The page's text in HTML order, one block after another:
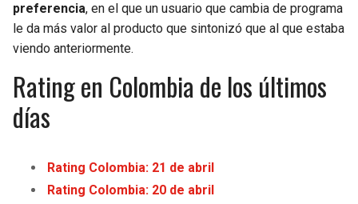
preferencia, en el que un usuario que cambia de programa
le da más valor al producto que sintonizó que al que estaba
viendo anteriormente.
Rating en Colombia de los últimos
días
Rating Colombia: 21 de abril
Rating Colombia: 20 de abril